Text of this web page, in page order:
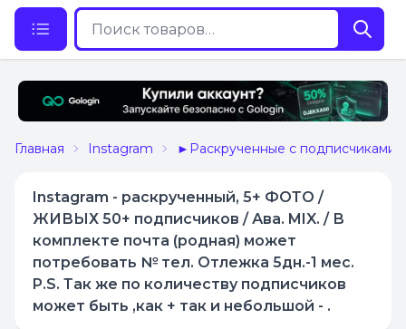
Главная Instagram ►Раскрученные с подписчиками
Instagram - раскрученный, 5+ ФОТО /
ЖИВЫХ 50+ подписчиков / Ава. MIX. / В
комплекте почта (родная) может
потребовать № тел. Отлежка 5дн.-1 мес.
P.S. Так же по количеству подписчиков
может быть ,как + так и небольшой - .